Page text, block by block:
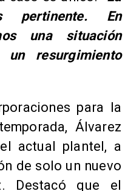
pertinente. En
una situación
resurgimiento
para la
Álvarez
actual plantel, a
de solo un nuevo
Destacó que el